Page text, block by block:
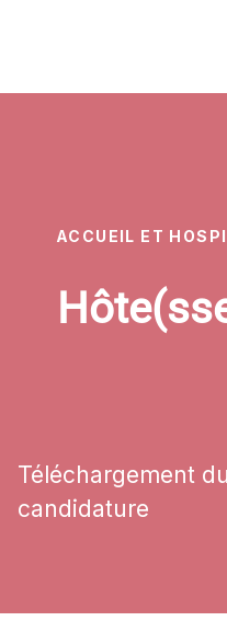
ACCUEIL ET
Téléchargement
candidature